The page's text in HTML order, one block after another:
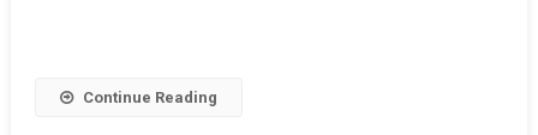
Continue Reading